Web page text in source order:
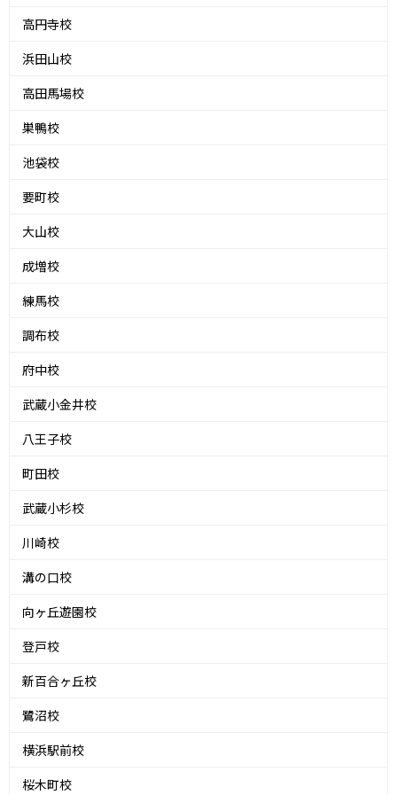
高円寺校
浜田山校
高田馬場校
巣鴨校
池袋校
要町校
大山校
成増校
練馬校
調布校
府中校
武蔵小金井校
八王子校
町田校
武蔵小杉校
川崎校
溝の口校
向ヶ丘遊園校
登戸校
新百合ヶ丘校
鷺沼校
横浜駅前校
桜木町校